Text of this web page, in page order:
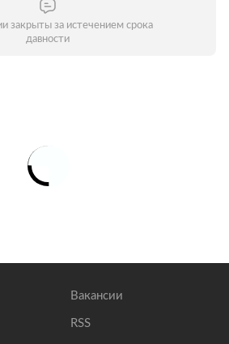
закрыты за истечением срока
давности
Вакансии
RSS